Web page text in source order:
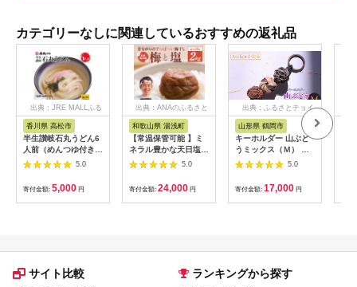
カテゴリーなしに関連しているおすすめの返礼品
出典：JRE MALLふる
さと納税
香川県 高松市
半生讃岐石丸うどん6
人前（めんつゆ付き）
麺300g×2袋
5.0
寄付金額: 5,000 円
出典：ANAのふるさと
和歌山県 湯浅町
【常温保管可能 】ミ
ネラル豊かな天日塩だ
けで漬けた無添加梅干
し2kg 梅ボーイズ｜
B201_EP6024
5.0
寄付金額: 24,000 円
出典：ふるさとチョイ
山形県 鶴岡市
キーホルダー 山ぶど
うミックス（Ｍ） 山
形県鶴岡市 アトリエ
かおる | 山葡萄 雑貨
キーホルダー ギフト
贈り物 お取り寄せ 返
礼品
5.0
寄付金額: 17,000 円
サイト比較 ランキングから探す